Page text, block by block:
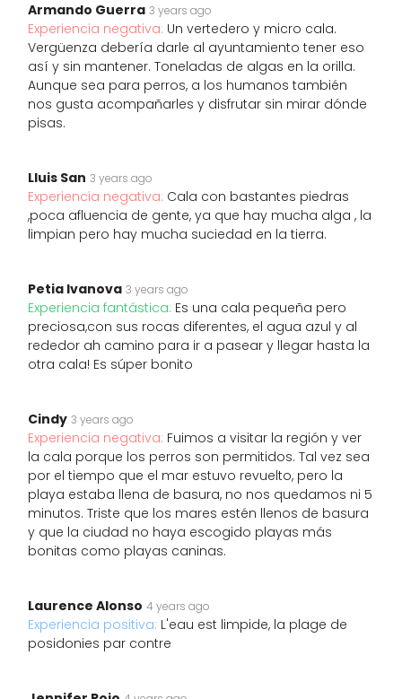
Armando Guerra 3 years ago
Experiencia negativa: Un vertedero y micro cala.
Vergüenza debería darle al ayuntamiento tener eso
así y sin mantener. Toneladas de algas en la orilla.
Aunque sea para perros, a los humanos también
nos gusta acompañarles y disfrutar sin mirar dónde
pisas.
Lluis San 3 years ago
Experiencia negativa: Cala con bastantes piedras
,poca afluencia de gente, ya que hay mucha alga , la
limpian pero hay mucha suciedad en la tierra.
Petia Ivanova 3 years ago
Experiencia fantástica: Es una cala pequeña pero
preciosa,con sus rocas diferentes, el agua azul y al
rededor ah camino para ir a pasear y llegar hasta la
otra cala! Es súper bonito
Cindy 3 years ago
Experiencia negativa: Fuimos a visitar la región y ver
la cala porque los perros son permitidos. Tal vez sea
por el tiempo que el mar estuvo revuelto, pero la
playa estaba llena de basura, no nos quedamos ni 5
minutos. Triste que los mares estén llenos de basura
y que la ciudad no haya escogido playas más
bonitas como playas caninas.
Laurence Alonso 4 years ago
Experiencia positiva: L'eau est limpide, la plage de
posidonies par contre